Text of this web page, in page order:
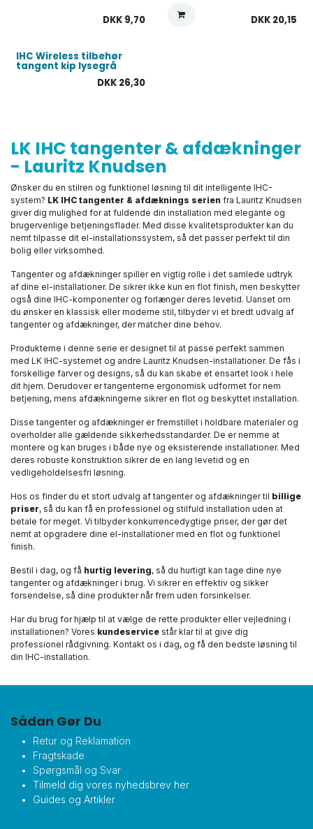
DKK 9,70 DKK 20,15
IHC Wireless tilbehør
tangent kip lysegrå
DKK 26,30
LK IHC tangenter & afdækninger
- Lauritz Knudsen
Ønsker du en stilren og funktionel løsning til dit intelligente IHC-
system? LK IHC tangenter & afdæknings serien fra Lauritz Knudsen
giver dig mulighed for at fuldende din installation med elegante og
brugervenlige betjeningsflader. Med disse kvalitetsprodukter kan du
nemt tilpasse dit el-installationssystem, så det passer perfekt til din
bolig eller virksomhed.
Tangenter og afdækninger spiller en vigtig rolle i det samlede udtryk
af dine el-installationer. De sikrer ikke kun en flot finish, men beskytter
også dine IHC-komponenter og forlænger deres levetid. Uanset om
du ønsker en klassisk eller moderne stil, tilbyder vi et bredt udvalg af
tangenter og afdækninger, der matcher dine behov.
Produkterne i denne serie er designet til at passe perfekt sammen
med LK IHC-systemet og andre Lauritz Knudsen-installationer. De fås i
forskellige farver og designs, så du kan skabe et ensartet look i hele
dit hjem. Derudover er tangenterne ergonomisk udformet for nem
betjening, mens afdækningerne sikrer en flot og beskyttet installation.
Disse tangenter og afdækninger er fremstillet i holdbare materialer og
overholder alle gældende sikkerhedsstandarder. De er nemme at
montere og kan bruges i både nye og eksisterende installationer. Med
deres robuste konstruktion sikrer de en lang levetid og en
vedligeholdelsesfri løsning.
Hos os finder du et stort udvalg af tangenter og afdækninger til billige
priser, så du kan få en professionel og stilfuld installation uden at
betale for meget. Vi tilbyder konkurrencedygtige priser, der gør det
nemt at opgradere dine el-installationer med en flot og funktionel
finish.
Bestil i dag, og få hurtig levering, så du hurtigt kan tage dine nye
tangenter og afdækninger i brug. Vi sikrer en effektiv og sikker
forsendelse, så dine produkter når frem uden forsinkelser.
Har du brug for hjælp til at vælge de rette produkter eller vejledning i
installationen? Vores kundeservice står klar til at give dig
professionel rådgivning. Kontakt os i dag, og få den bedste løsning til
din IHC-installation.
Sådan Gør Du
Retur og Reklamation
Fragtskade
Spørgsmål og Svar
Tilmeld dig vores nyhedsbrev her
Guides og Artikler